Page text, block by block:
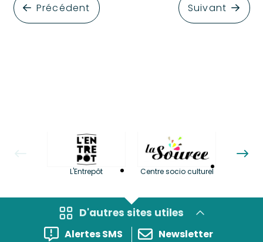
Précédent Suivant
L'Entrepôt Centre socio culturel
D'autres sites utiles
Alertes SMS
Newsletter